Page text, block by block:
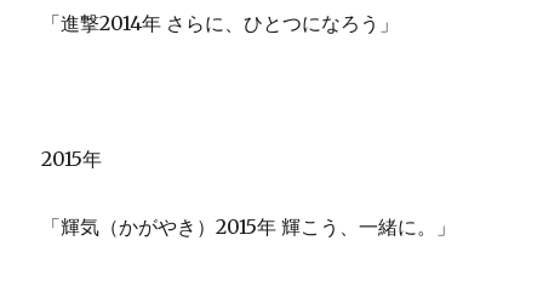
「進撃2014年 さらに、ひとつになろう」
2015年
「輝気（かがやき）2015年 輝こう、一緒に。」